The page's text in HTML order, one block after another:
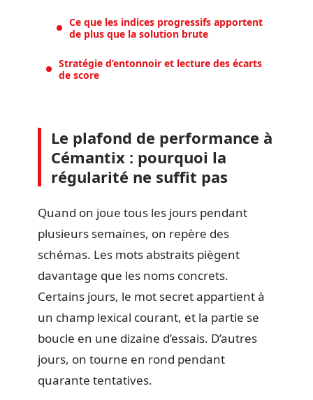
Ce que les indices progressifs apportent
de plus que la solution brute
Stratégie d’entonnoir et lecture des écarts
de score
Le plafond de performance à
Cémantix : pourquoi la
régularité ne suffit pas
Quand on joue tous les jours pendant
plusieurs semaines, on repère des
schémas. Les mots abstraits piègent
davantage que les noms concrets.
Certains jours, le mot secret appartient à
un champ lexical courant, et la partie se
boucle en une dizaine d’essais. D’autres
jours, on tourne en rond pendant
quarante tentatives.